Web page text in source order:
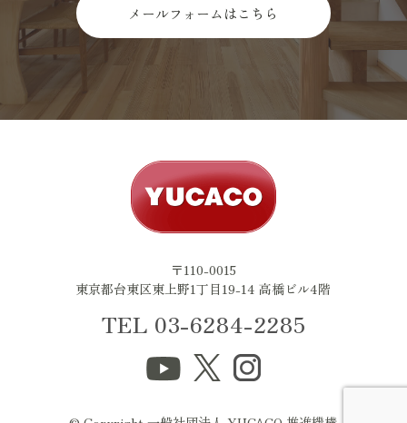
メールフォームはこちら
〒110-0015
東京都台東区東上野1丁目19-14 高橋ビル4階
TEL 03-6284-2285